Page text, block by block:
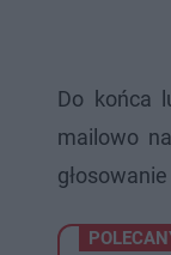
Do końca
mailowo